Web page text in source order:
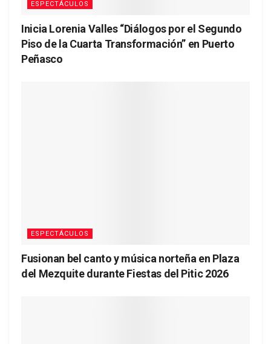
ESPECTÁCULOS
Inicia Lorenia Valles “Diálogos por el Segundo
Piso de la Cuarta Transformación” en Puerto
Peñasco
ESPECTÁCULOS
Fusionan bel canto y música norteña en Plaza
del Mezquite durante Fiestas del Pitic 2026